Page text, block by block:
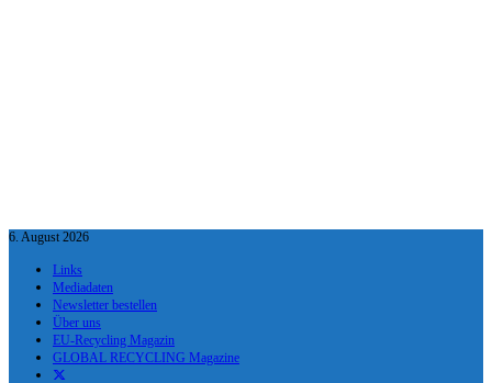
6. August 2026
Links
Mediadaten
Newsletter bestellen
Über uns
EU-Recycling Magazin
GLOBAL RECYCLING Magazine